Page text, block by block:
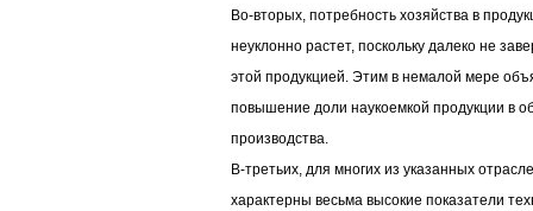
Во-вторых, потребность хозяйства в
неуклонно растет, поскольку далеко не
этой продукцией. Этим в немалой мере
повышение доли наукоемкой продукции в
производства.
В-третьих, для многих из указанных
характерны весьма высокие показатели